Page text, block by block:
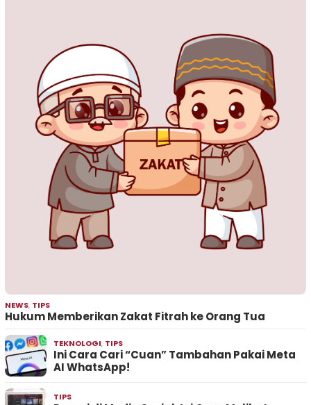
NEWS, TIPS
Hukum Memberikan Zakat Fitrah ke Orang Tua
TEKNOLOGI, TIPS
Ini Cara Cari “Cuan” Tambahan Pakai Meta
AI WhatsApp!
TIPS